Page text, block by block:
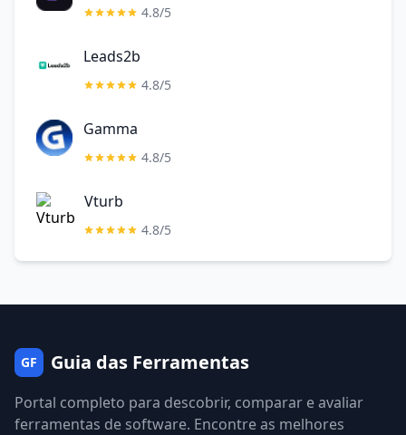
4.8/5
Leads2b
4.8/5
Gamma
4.8/5
Vturb
4.8/5
GF Guia das Ferramentas
Portal completo para descobrir, comparar e avaliar
ferramentas de software. Encontre as melhores